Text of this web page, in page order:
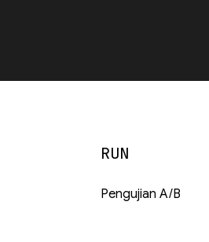
RUN
Pengujian A/B